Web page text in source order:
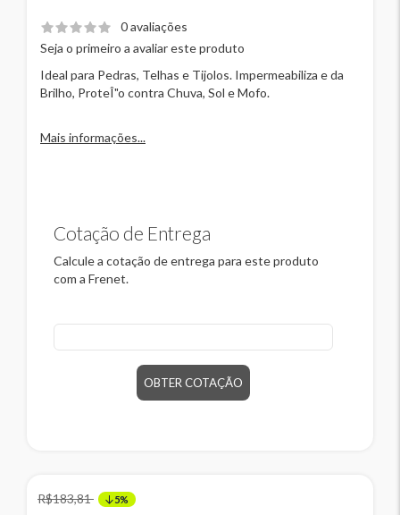
0 avaliações
Seja o primeiro a avaliar este produto
Ideal para Pedras, Telhas e Tijolos. Impermeabiliza e da
Brilho, ProteÎ"o contra Chuva, Sol e Mofo.
Mais informações...
Cotação de Entrega
Calcule a cotação de entrega para este produto
com a Frenet.
OBTER COTAÇÃO
R$183,81 5%